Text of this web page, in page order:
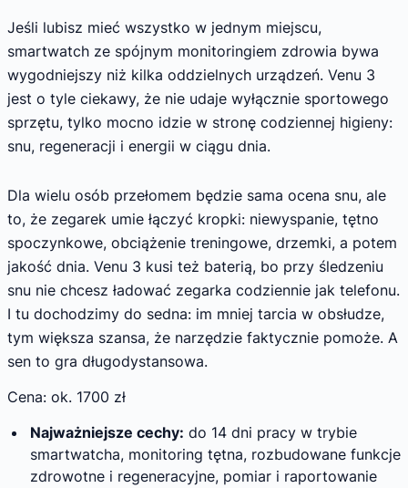
Jeśli lubisz mieć wszystko w jednym miejscu,
smartwatch ze spójnym monitoringiem zdrowia bywa
wygodniejszy niż kilka oddzielnych urządzeń. Venu 3
jest o tyle ciekawy, że nie udaje wyłącznie sportowego
sprzętu, tylko mocno idzie w stronę codziennej higieny:
snu, regeneracji i energii w ciągu dnia.
Dla wielu osób przełomem będzie sama ocena snu, ale
to, że zegarek umie łączyć kropki: niewyspanie, tętno
spoczynkowe, obciążenie treningowe, drzemki, a potem
jakość dnia. Venu 3 kusi też baterią, bo przy śledzeniu
snu nie chcesz ładować zegarka codziennie jak telefonu.
I tu dochodzimy do sedna: im mniej tarcia w obsłudze,
tym większa szansa, że narzędzie faktycznie pomoże. A
sen to gra długodystansowa.
Cena: ok. 1700 zł
Najważniejsze cechy: do 14 dni pracy w trybie
smartwatcha, monitoring tętna, rozbudowane funkcje
zdrowotne i regeneracyjne, pomiar i raportowanie